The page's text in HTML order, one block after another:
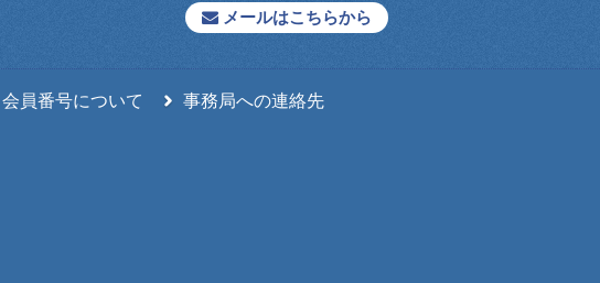
メールはこちらから
会員番号について 事務局への連絡先